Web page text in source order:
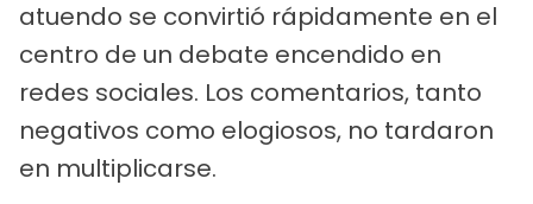
atuendo se convirtió rápidamente en el
centro de un debate encendido en
redes sociales. Los comentarios, tanto
negativos como elogiosos, no tardaron
en multiplicarse.